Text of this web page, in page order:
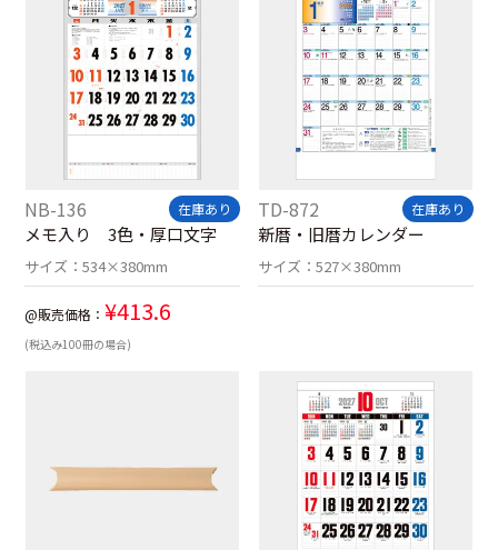
NB-136 在庫あり
メモ入り 3色・厚口文字
サイズ：534×380mm
@販売価格： ¥413.6
(税込み100冊の場合)
TD-872 在庫あり
新暦・旧暦カレンダー
サイズ： 527×380mm